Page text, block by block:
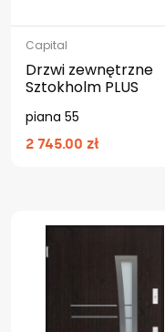
Capital
Drzwi zewnętrzne
Sztokholm PLUS
piana 55
2 745.00 zł